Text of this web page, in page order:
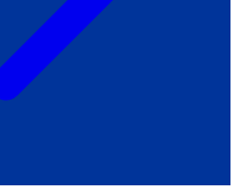
тиждень глухих людей
челендж «Молодь
мову.